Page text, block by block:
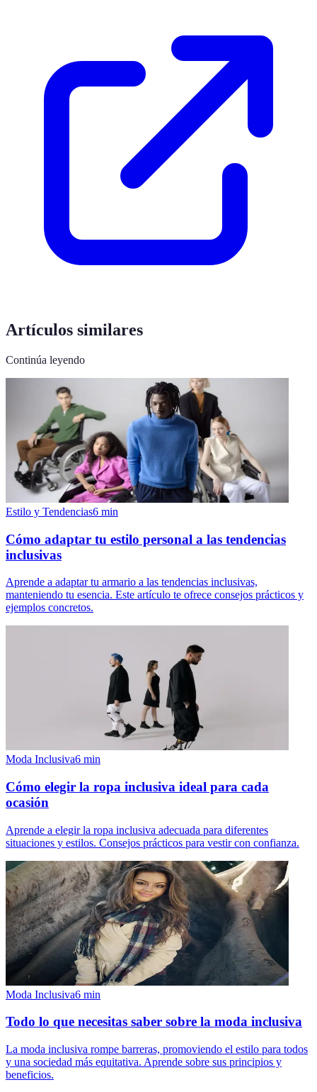
Artículos similares
Continúa leyendo
Estilo y Tendencias6 min
Cómo adaptar tu estilo personal a las tendencias
inclusivas
Aprende a adaptar tu armario a las tendencias inclusivas,
manteniendo tu esencia. Este artículo te ofrece consejos prácticos y
ejemplos concretos.
Moda Inclusiva6 min
Cómo elegir la ropa inclusiva ideal para cada
ocasión
Aprende a elegir la ropa inclusiva adecuada para diferentes
situaciones y estilos. Consejos prácticos para vestir con confianza.
Moda Inclusiva6 min
Todo lo que necesitas saber sobre la moda inclusiva
La moda inclusiva rompe barreras, promoviendo el estilo para todos
y una sociedad más equitativa. Aprende sobre sus principios y
beneficios.